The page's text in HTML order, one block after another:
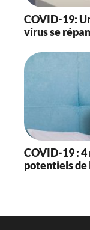
COVID-19:
virus se
COVID-19 :
potentiels